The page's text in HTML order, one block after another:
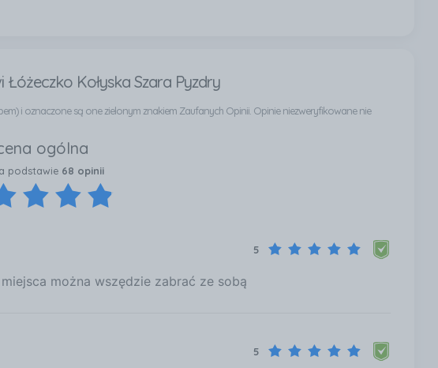
Kołyska Szara Pyzdry
i oznaczone są one zielonym znakiem Zaufanych Opinii. Opinie niezweryfikowane nie
ogólna
podstawie 68 opinii
5
można wszędzie zabrać ze sobą
5